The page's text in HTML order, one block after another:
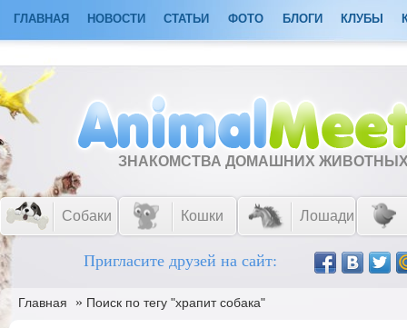
ГЛАВНАЯ НОВОСТИ СТАТЬИ ФОТО БЛОГИ КЛУБЫ
ЗНАКОМСТВА ДОМАШНИХ
Собаки Кошки Лошади
Пригласите друзей на сайт:
Главная » Поиск по тегу "храпит собака"